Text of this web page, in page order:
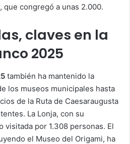
que congregó a unas 2.000.
claves en la
2025
también ha mantenido la
los museos municipales hasta
de la Ruta de Caesaraugusta
La Lonja, con su
visitada por 1.308 personas. El
el Museo del Origami, ha